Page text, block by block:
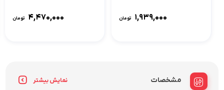
۱,۹۳۹,۰۰۰ تومان ۴,۴۷۰,۰۰۰ تومان
مشخصات نمایش بیشتر